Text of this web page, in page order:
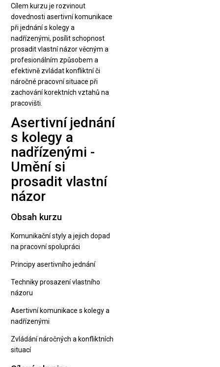
Cílem kurzu je rozvinout
dovednosti asertivní komunikace
při jednání s kolegy a
nadřízenými, posílit schopnost
prosadit vlastní názor věcným a
profesionálním způsobem a
efektivně zvládat konfliktní či
náročné pracovní situace při
zachování korektních vztahů na
pracovišti.
Asertivní jednání
s kolegy a
nadřízenými -
Umění si
prosadit vlastní
názor
Obsah kurzu
Komunikační styly a jejich dopad
na pracovní spolupráci
Principy asertivního jednání
Techniky prosazení vlastního
názoru
Asertivní komunikace s kolegy a
nadřízenými
Zvládání náročných a konfliktních
situací